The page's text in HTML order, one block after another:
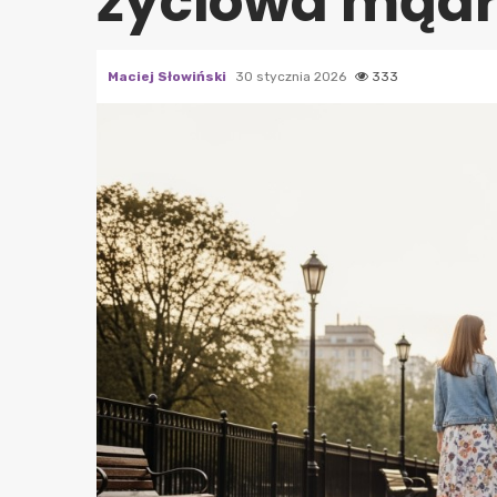
Maciej Słowiński 30 stycznia 2026 333